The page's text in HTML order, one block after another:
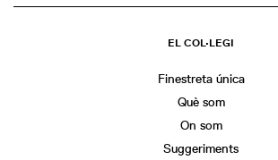
EL COL·LEGI
Finestreta única
Què som
On som
Suggeriments